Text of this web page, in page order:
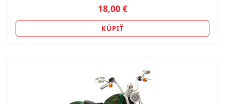
18,00 €
KÚPIŤ